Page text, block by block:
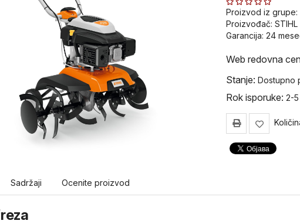
Proizvod iz grupe:
Proizvođač: STIHL
Garancija: 24
Web redovna
Stanje: Dostupno
Rok isporuke: 2-
Sadržaji Ocenite proizvod